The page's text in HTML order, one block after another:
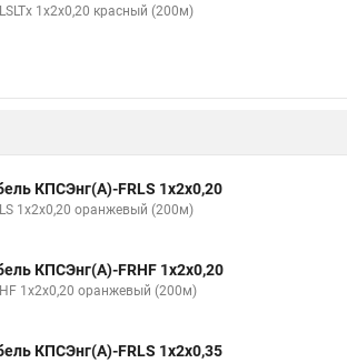
1х2х0,20 красный (200м)
КПСЭнг(А)-FRLS 1х2х0,20
1х2х0,20 оранжевый (200м)
КПСЭнг(А)-FRHF 1х2х0,20
1х2х0,20 оранжевый (200м)
КПСЭнг(А)-FRLS 1х2х0,35